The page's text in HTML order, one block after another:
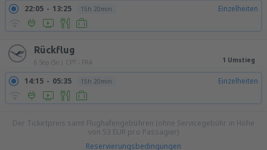
22:05 13:25 15h 20min Einzelheiten
Rückflug
6 Sep (So.) CPT - FRA 1 Umstieg
14:15 05:35 15h 20min Einzelheiten
Der Ticketpreis samt Flughafengebühren (ohne Servicegebühr in Höhe
von 53 EUR pro Passagier)
Reservierungsbedingungen